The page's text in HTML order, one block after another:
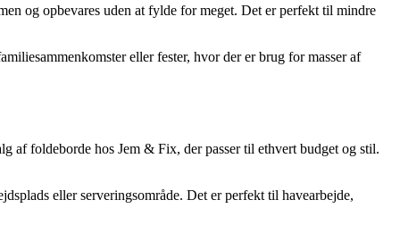
og opbevares uden at fylde for meget. Det er perfekt til mindre
eller fester, hvor der er brug for masser af
af foldeborde hos Jem & Fix, der passer til ethvert budget og stil.
eller serveringsområde. Det er perfekt til havearbejde,